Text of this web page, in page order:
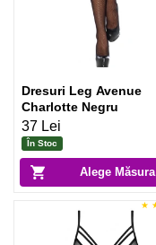
Alege Măsura
Dresuri Leg Avenue
Charlotte Negru
37 Lei
În Stoc